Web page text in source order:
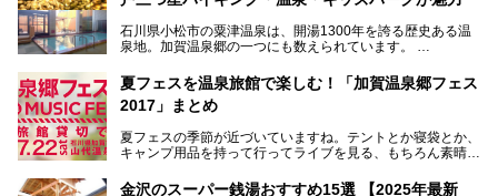
石川県小松市の粟津温泉は、開湯1300年を誇る歴史ある温
泉地。加賀温泉郷の一つにも数えられています。
その粟津温泉に建つ「大江戸温泉物語 あわづグランドホテ
ル」（以下、あわづグランドホテル）は客室数97室のホテ
ルで、昨年2024年12月に露天風呂を新設。充実したキッズ
2025年7月からは「大江戸三つ星バイキング」がスタート！
夏フェスを温泉旅館で楽しむ！「加賀温泉郷フェス
2017」まとめ
夏フェスの季節が近づいていますね。テントとか寝袋とか、
キャンプ用品を持って行ってライブを見る、もちろん素晴ら
金沢のスーパー銭湯おすすめ15選 【2025年最新